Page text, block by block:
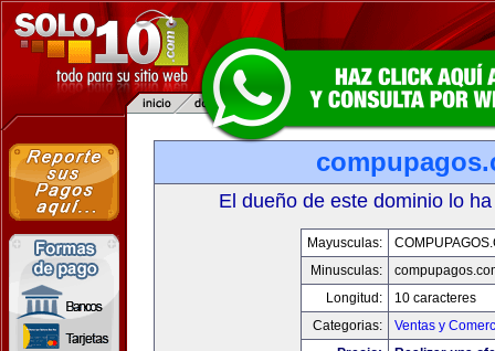
El dueño de este dominio lo
Mayusculas:
Minusculas:
Longitud:
10 caracteres
Categorias:
Ventas y